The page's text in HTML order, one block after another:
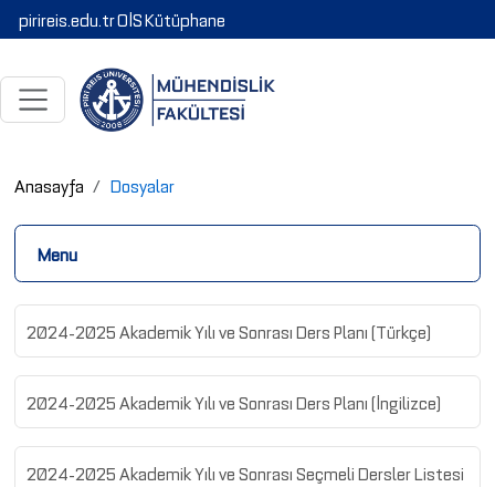
pirireis.edu.trOİSKütüphane
Anasayfa Dosyalar
Menu
2024-2025 Akademik Yılı ve Sonrası Ders Planı (Türkçe)
2024-2025 Akademik Yılı ve Sonrası Ders Planı (İngilizce)
2024-2025 Akademik Yılı ve Sonrası Seçmeli Dersler Listesi